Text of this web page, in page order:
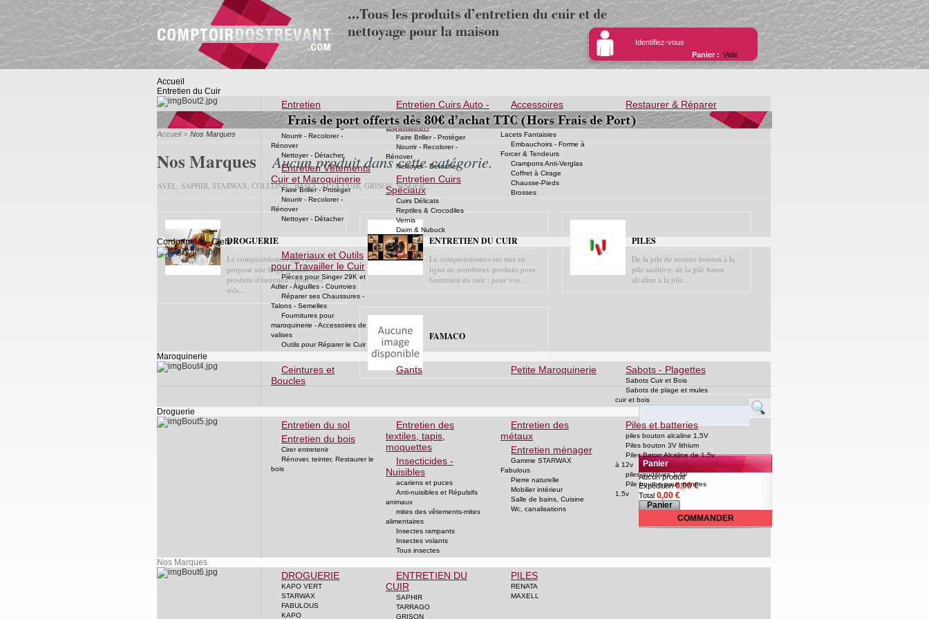
Accueil
Entretien du Cuir
Entretien
Chaussures
Faire Briller - Protéger
Nourrir - Recolorer -
Rénover
Nettoyer - Détacher
Entretien Vêtements
Cuir et Maroquinerie
Faire Briller - Protéger
Nourrir - Recolorer -
Rénover
Nettoyer - Détacher
Entretien Cuirs Auto -
Ameublement &
Equitation
Faire Briller - Protéger
Nourrir - Recolorer -
Rénover
Nettoyer - Détacher
Entretien Cuirs
Spéciaux
Cuirs Délicats
Reptiles & Crocodiles
Vernis
Daim & Nubuck
Accessoires
Semelles
Lacets pour Chaussures -
Lacets Fantaisies
Embauchoirs - Forme à
Forcer & Tendeurs
Crampons Anti-Verglas
Coffret à Cirage
Chausse-Pieds
Brosses
Restaurer & Réparer
le Cuir
Cordonnerie - Clefs
Materiaux et Outils
pour Travailler le Cuir
Pièces pour Singer 29K et
Adler - Aiguilles - Courroies
Réparer ses Chaussures -
Talons - Semelles
Fournitures pour
maroquinerie - Accessoires de
valises
Outils pour Réparer le Cuir
Clefs
Maroquinerie
Ceintures et
Boucles
Gants Petite Maroquinerie Sabots - Plagettes
Sabots Cuir et Bois
Sabots de plage et mules
cuir et bois
Droguerie
Entretien du sol
Entretien du bois
Cirer entretenir
Rénover, teinter, Restaurer le
bois
Entretien des
textiles, tapis,
moquettes
Insecticides -
Nuisibles
acariens et puces
Anti-nuisibles et Répulsifs
animaux
mites des vêtements-mites
alimentaires
Insectes rampants
Insectes volants
Tous insectes
Entretien des
métaux
Entretien ménager
Gamme STARWAX
Fabulous
Pierre naturelle
Mobilier intérieur
Salle de bains, Cuisine
Wc, canalisations
Piles et batteries
piles bouton alcaline 1,5V
Piles bouton 3V lithium
Piles Baton Alcaline de 1.5v
à 12v
piles auditives 1,4V
Pile bouton pour montres
1.5v
Nos Marques
DROGUERIE
KAPO VERT
STARWAX
FABULOUS
KAPO
ENTRETIEN DU
CUIR
SAPHIR
TARRAGO
GRISON
PILES
RENATA
MAXELL
Identifiez-vous
Panier : Vide
Accueil > Nos Marques
Nos Marques Aucun produit dans cette catégorie.
AVEL, SAPHIR, STARWAX, COLLONIL, BAMA, ALTA CUIR, GRISON, SINGER...
DROGUERIE
Le comptoirdostrevant vous
propose une large gamme de
produits d'entretien : pour vos
sols...
ENTRETIEN DU CUIR
Le comptoirdostrevant met en
ligne de nombreux produits pour
l'entretien du cuir : pour vos...
PILES
De la pile de montre bouton à la
pile auditive, de la pile baton
alcaline à la pile...
FAMACO
Panier
Aucun produit
Expédition 0,00 €
Total 0,00 €
Panier
COMMANDER